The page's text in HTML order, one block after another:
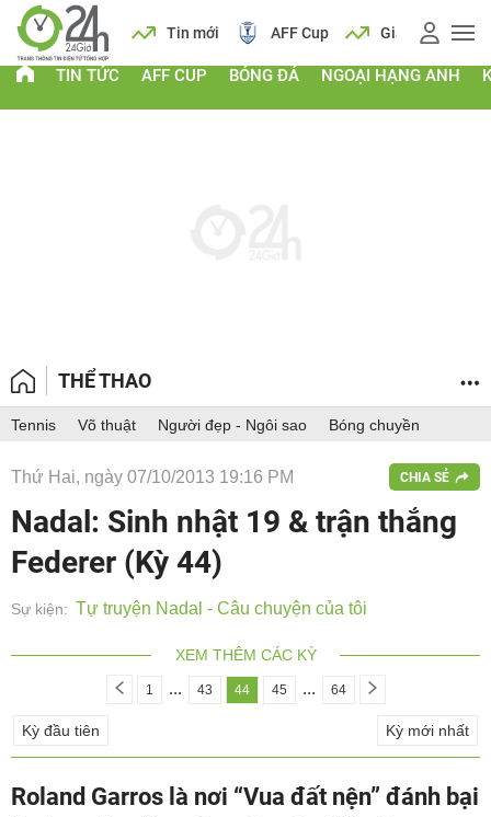
Lịch Tin mới AFF Cup Giá vàng
TIN TỨC AFF CUP BÓNG ĐÁ NGOẠI HẠNG ANH
THỂ THAO
Tennis Võ thuật Người đẹp - Ngôi sao Bóng chuyền
Thứ Hai, ngày 07/10/2013 19:16 PM CHIA SẺ
Nadal: Sinh nhật 19 & trận thắng
Federer (Kỳ 44)
Sự kiện: Tự truyện Nadal - Câu chuyện của tôi
XEM THÊM CÁC KỲ
1 ... 43 44 45 ... 64
Kỳ đầu tiên Kỳ mới nhất
Roland Garros là nơi “Vua đất nện” đánh bại